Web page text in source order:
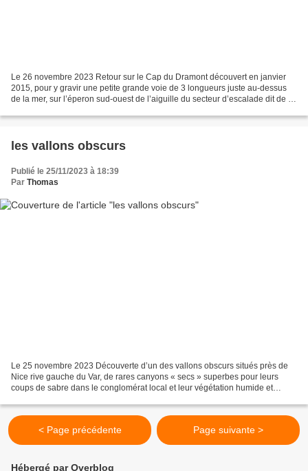
Le 26 novembre 2023 Retour sur le Cap du Dramont découvert en janvier
2015, pour y gravir une petite grande voie de 3 longueurs juste au-dessus
de la mer, sur l’éperon sud-ouest de l’aiguille du secteur d’escalade dit de la
les vallons obscurs
Publié le 25/11/2023 à 18:39
Par Thomas
Le 25 novembre 2023 Découverte d’un des vallons obscurs situés près de
Nice rive gauche du Var, de rares canyons « secs » superbes pour leurs
coups de sabre dans le conglomérat local et leur végétation humide et
< Page précédente Page suivante >
Hébergé par Overblog